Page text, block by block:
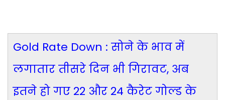
Gold Rate Down : सोने के भाव में
लगातार तीसरे दिन भी गिरावट, अब
इतने हो गए 22 और 24 कैरेट गोल्ड के